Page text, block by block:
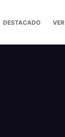
DESTACADO VER